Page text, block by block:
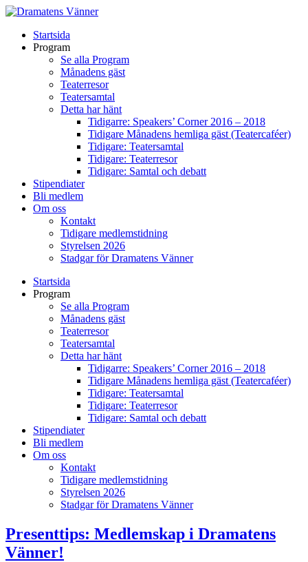
Startsida
Program
Se alla Program
Månadens gäst
Teaterresor
Teatersamtal
Detta har hänt
Tidigarre: Speakers’ Corner 2016 – 2018
Tidigare Månadens hemliga gäst (Teatercaféer)
Tidigare: Teatersamtal
Tidigare: Teaterresor
Tidigare: Samtal och debatt
Stipendiater
Bli medlem
Om oss
Kontakt
Tidigare medlemstidning
Styrelsen 2026
Stadgar för Dramatens Vänner
Startsida
Program
Se alla Program
Månadens gäst
Teaterresor
Teatersamtal
Detta har hänt
Tidigarre: Speakers’ Corner 2016 – 2018
Tidigare Månadens hemliga gäst (Teatercaféer)
Tidigare: Teatersamtal
Tidigare: Teaterresor
Tidigare: Samtal och debatt
Stipendiater
Bli medlem
Om oss
Kontakt
Tidigare medlemstidning
Styrelsen 2026
Stadgar för Dramatens Vänner
Presenttips: Medlemskap i Dramatens
Vänner!